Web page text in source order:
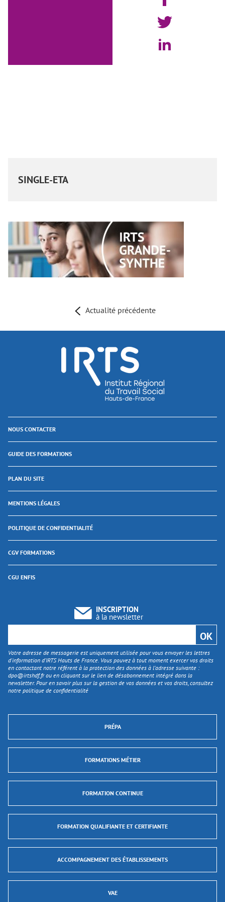
SINGLE-ETA
Actualité précédente
NOUS CONTACTER
GUIDE DES FORMATIONS
PLAN DU SITE
MENTIONS LÉGALES
POLITIQUE DE CONFIDENTIALITÉ
CGV FORMATIONS
CGU ENFIS
INSCRIPTION
à la newsletter
Votre adresse de messagerie est uniquement utilisée pour vous envoyer les lettres
d'information d’IRTS Hauts de France. Vous pouvez à tout moment exercer vos droits
en contactant notre référent à la protection des données à l’adresse suivante :
dpo@irtshdf.frou en cliquant sur le lien de désabonnement intégré dans la
newsletter. Pour en savoir plus sur la gestion de vos données et vos droits, consultez
notre politique de confidentialité
PRÉPA
FORMATIONS MÉTIER
FORMATION CONTINUE
FORMATION QUALIFIANTE ET CERTIFIANTE
ACCOMPAGNEMENT DES ÉTABLISSEMENTS
VAE